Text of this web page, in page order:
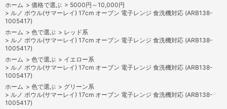
ホーム > 価格で選ぶ > 5000円～10,000円
> ルノ ボウル(サマーレイ) 17cm オーブン 電子レンジ 食洗機対応 (ARB138-
1005417)
ホーム > 色で選ぶ > レッド系
> ルノ ボウル(サマーレイ) 17cm オーブン 電子レンジ 食洗機対応 (ARB138-
1005417)
ホーム > 色で選ぶ > イエロー系
> ルノ ボウル(サマーレイ) 17cm オーブン 電子レンジ 食洗機対応 (ARB138-
1005417)
ホーム > 色で選ぶ > グリーン系
> ルノ ボウル(サマーレイ) 17cm オーブン 電子レンジ 食洗機対応 (ARB138-
1005417)